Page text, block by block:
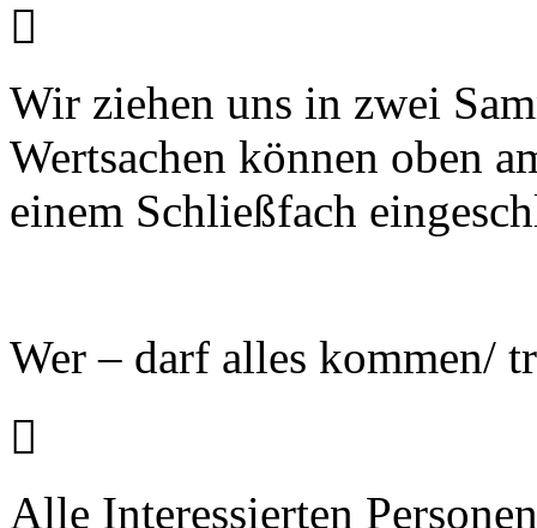

Wir ziehen uns in zwei
Wertsachen können oben
einem Schließfach
Wer – darf alles kommen/

Alle Interessierten